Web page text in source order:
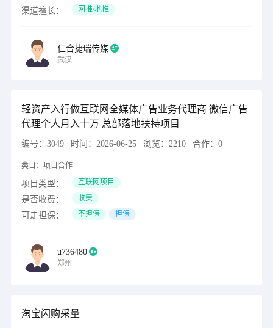
渠道擅长： 网推/地推
仁合捷瑞传媒
武汉
轻资产入行做互联网全媒体广告业务代理商 微信广告
代理个人月入十万 总部落地扶持项目
编号： 3049 时间： 2026-06-25 浏览： 2210 合作： 0
类目： 项目合作
项目类型： 互联网项目
是否收费： 收费
可走担保： 不担保 担保
u736480
郑州
淘宝闪购采量